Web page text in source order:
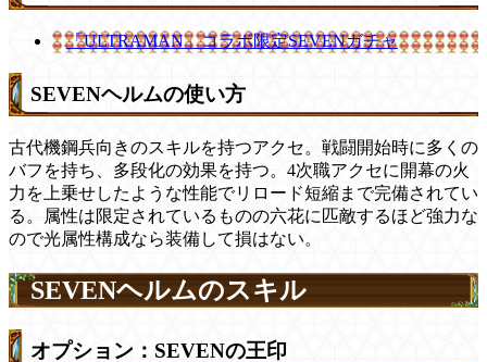
「ULTRAMAN」コラボ限定SEVENガチャ
SEVENヘルムの使い方
古代機鋼兵向きのスキルを持つアクセ。戦闘開始時に多くの
バフを持ち、多段化の効果を持つ。4次職アクセに開幕の火
力を上乗せしたような性能でリロード短縮まで完備されてい
る。属性は限定されているものの六花に匹敵するほど強力な
ので光属性構成なら装備して損はない。
SEVENヘルムのスキル
オプション：SEVENの王印